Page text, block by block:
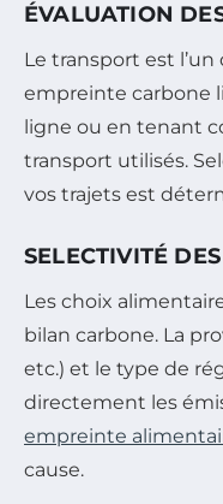
ÉVALUATION
Le transport est
empreinte carbone
ligne ou en tenant
transport utilisés.
vos trajets est
SELECTIVITÉ
Les choix
bilan carbone. La
etc.) et le type de
directement les
empreinte
cause.